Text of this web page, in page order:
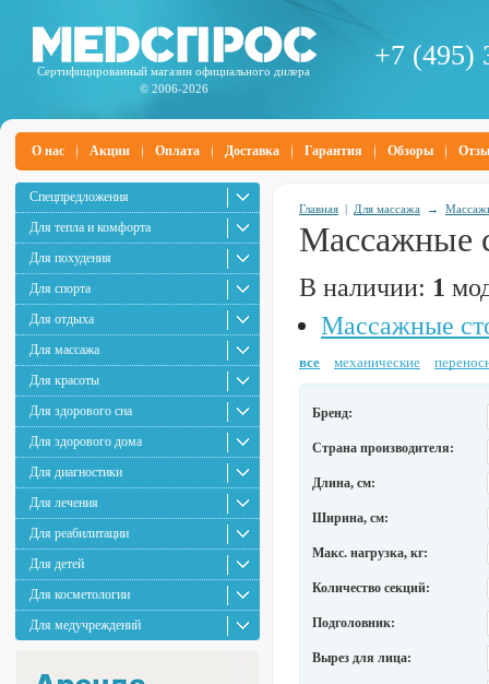
Сертифицированный магазин официального дилера
© 2006-2026
+7 (495)
О нас Акции Оплата Доставка Гарантия Обзоры
Спецпредложения
Для тепла и комфорта
Для похудения
Для спорта
Для отдыха
Для массажа
Для красоты
Для здорового сна
Для здорового дома
Для диагностики
Для лечения
Для реабилитации
Для детей
Для косметологии
Для медучреждений
Главная | Для массажа →
Массажные
В наличии: 1
Массажные
все механические
Бренд:
Страна производителя:
Длина, см:
Ширина, см:
Макс. нагрузка, кг:
Количество секций:
Подголовник:
Вырез для лица: